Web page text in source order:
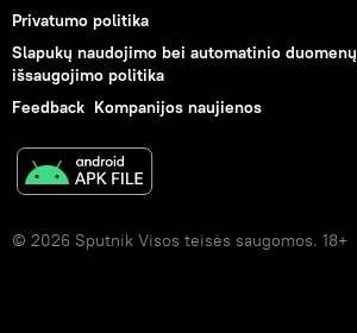
Privatumo politika
Slapukų naudojimo bei automatinio duomenų
išsaugojimo politika
Feedback Kompanijos naujienos
© 2026 Sputnik Visos teisės saugomos. 18+